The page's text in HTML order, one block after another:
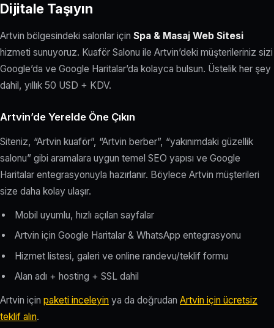
Dijitale Taşıyın
Artvin bölgesindeki salonlar için Spa & Masaj Web Sitesi
hizmeti sunuyoruz. Kuaför Salonu ile Artvin’deki müşterileriniz sizi
Google’da ve Google Haritalar’da kolayca bulsun. Üstelik her şey
dahil, yıllık 50 USD + KDV.
Artvin’de Yerelde Öne Çıkın
Siteniz, “Artvin kuaför”, “Artvin berber”, “yakınımdaki güzellik
salonu” gibi aramalara uygun temel SEO yapısı ve Google
Haritalar entegrasyonuyla hazırlanır. Böylece Artvin müşterileri
size daha kolay ulaşır.
Mobil uyumlu, hızlı açılan sayfalar
Artvin için Google Haritalar & WhatsApp entegrasyonu
Hizmet listesi, galeri ve online randevu/teklif formu
Alan adı + hosting + SSL dahil
Artvin için paketi inceleyin ya da doğrudan Artvin için ücretsiz
teklif alın.